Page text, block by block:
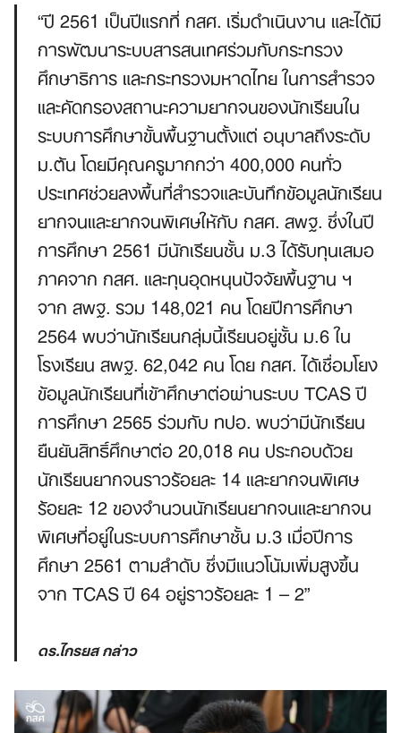
“ปี 2561 เป็นปีแรกที่ กสศ. เริ่มดำเนินงาน และได้มี
การพัฒนาระบบสารสนเทศร่วมกับกระทรวง
ศึกษาธิการ และกระทรวงมหาดไทย ในการสำรวจ
และคัดกรองสถานะความยากจนของนักเรียนใน
ระบบการศึกษาขั้นพื้นฐานตั้งแต่ อนุบาลถึงระดับ
ม.ต้น โดยมีคุณครูมากกว่า 400,000 คนทั่ว
ประเทศช่วยลงพื้นที่สำรวจและบันทึกข้อมูลนักเรียน
ยากจนและยากจนพิเศษให้กับ กสศ. สพฐ. ซึ่งในปี
การศึกษา 2561 มีนักเรียนชั้น ม.3 ได้รับทุนเสมอ
ภาคจาก กสศ. และทุนอุดหนุนปัจจัยพื้นฐาน ฯ
จาก สพฐ. รวม 148,021 คน โดยปีการศึกษา
2564 พบว่านักเรียนกลุ่มนี้เรียนอยู่ชั้น ม.6 ใน
โรงเรียน สพฐ. 62,042 คน โดย กสศ. ได้เชื่อมโยง
ข้อมูลนักเรียนที่เข้าศึกษาต่อผ่านระบบ TCAS ปี
การศึกษา 2565 ร่วมกับ ทปอ. พบว่ามีนักเรียน
ยืนยันสิทธิ์ศึกษาต่อ 20,018 คน ประกอบด้วย
นักเรียนยากจนราวร้อยละ 14 และยากจนพิเศษ
ร้อยละ 12 ของจำนวนนักเรียนยากจนและยากจน
พิเศษที่อยู่ในระบบการศึกษาชั้น ม.3 เมื่อปีการ
ศึกษา 2561 ตามลำดับ ซึ่งมีแนวโน้มเพิ่มสูงขึ้น
จาก TCAS ปี 64 อยู่ราวร้อยละ 1 – 2”
ดร.ไกรยส กล่าว